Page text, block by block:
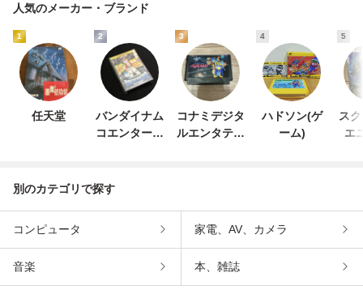
人気のメーカー・ブランド
1
任天堂
2
バンダイナム
コエンターテ
3
コナミデジタ
ルエンタテイ
4
ハドソン(ゲ
ーム)
5
ス
エ
別のカテゴリで探す
コンピュータ 家電、AV、カメラ
音楽 本、雑誌